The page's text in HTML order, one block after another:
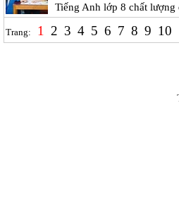
Tiếng Anh lớp 8 chất
Trang: 1 2 3 4 5 6 7 8 9 10